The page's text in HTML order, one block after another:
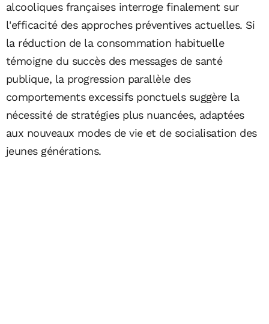
alcooliques françaises interroge finalement sur
l'efficacité des approches préventives actuelles. Si
la réduction de la consommation habituelle
témoigne du succès des messages de santé
publique, la progression parallèle des
comportements excessifs ponctuels suggère la
nécessité de stratégies plus nuancées, adaptées
aux nouveaux modes de vie et de socialisation des
jeunes générations.